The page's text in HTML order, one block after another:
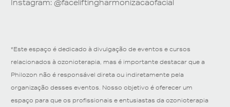
Instagram: @faceliftingharmonizacaofacial
*Este espaço é dedicado à divulgação de eventos e cursos
relacionados à ozonioterapia, mas é importante destacar que a
Philozon não é responsável direta ou indiretamente pela
organização desses eventos. Nosso objetivo é oferecer um
espaço para que os profissionais e entusiastas da ozonioterapia